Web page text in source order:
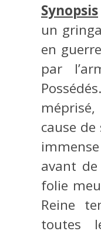
Synopsis
un
en
par
cause
avant
folie
Reine
toutes